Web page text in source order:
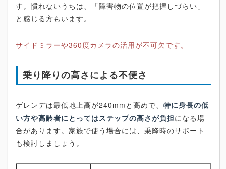
す。慣れないうちは、「障害物の位置が把握しづらい」
と感じる方もいます。
サイドミラーや360度カメラの活用が不可欠です。
乗り降りの高さによる不便さ
ゲレンデは最低地上高が240mmと高めで、 特に身長の低
い方や高齢者にとってはステップの高さが負担になる場
合があります。家族で使う場合には、乗降時のサポート
も検討しましょう。